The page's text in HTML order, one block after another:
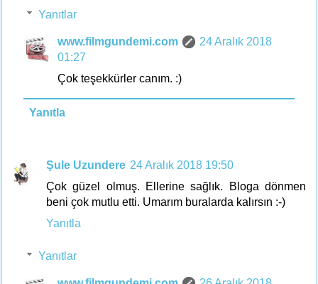
Yanıtlar
www.filmgundemi.com
24 Aralık 2018
01:27
Çok teşekkürler canım. :)
Yanıtla
Şule Uzundere 24 Aralık 2018 19:50
Çok güzel olmuş. Ellerine sağlık. Bloga dönmen
beni çok mutlu etti. Umarım buralarda kalırsın :-)
Yanıtla
Yanıtlar